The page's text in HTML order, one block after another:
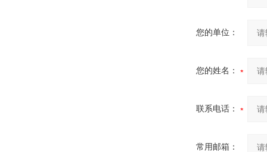
您的单位：
您的姓名：
联系电话：
常用邮箱：